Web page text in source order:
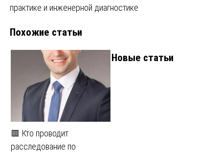
записям
практике и инженерной диагностике
Похожие статьи
🟥 Кто проводит
расследование по
Новые статьи